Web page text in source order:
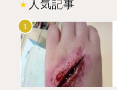
人気記事